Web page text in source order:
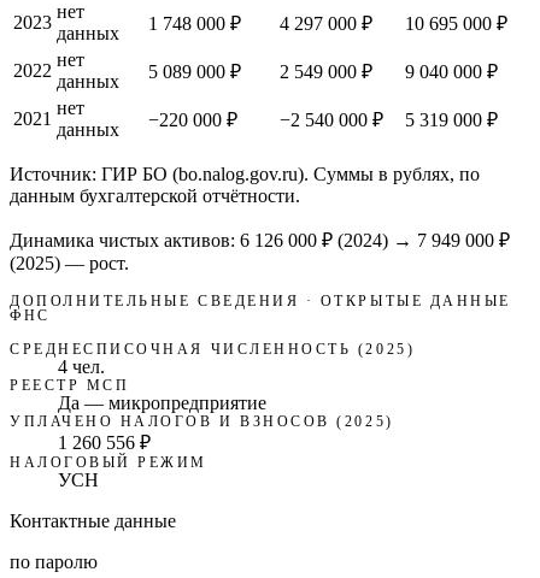
2023
нет
данных
1 748 000 ₽ 4 297 000 ₽ 10 695 000 ₽
2022
нет
данных
5 089 000 ₽ 2 549 000 ₽ 9 040 000 ₽
2021
нет
данных
−220 000 ₽ −2 540 000 ₽ 5 319 000 ₽
Источник: ГИР БО (bo.nalog.gov.ru). Суммы в рублях, по
данным бухгалтерской отчётности.
Динамика чистых активов: 6 126 000 ₽ (2024) → 7 949 000 ₽
(2025) — рост.
ДОПОЛНИТЕЛЬНЫЕ СВЕДЕНИЯ · ОТКРЫТЫЕ ДАННЫЕ
ФНС
СРЕДНЕСПИСОЧНАЯ ЧИСЛЕННОСТЬ (2025)
4 чел.
РЕЕСТР МСП
Да — микропредприятие
УПЛАЧЕНО НАЛОГОВ И ВЗНОСОВ (2025)
1 260 556 ₽
НАЛОГОВЫЙ РЕЖИМ
УСН
Контактные данные
по паролю